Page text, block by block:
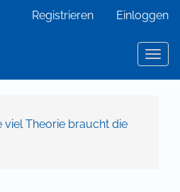
Registrieren Einloggen
viel Theorie braucht die